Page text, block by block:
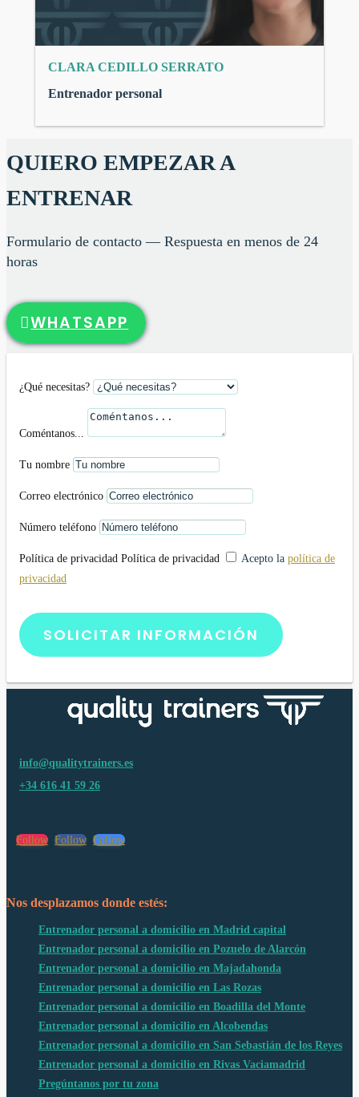
CLARA CEDILLO SERRATO
Entrenador personal
QUIERO EMPEZAR A
ENTRENAR
Formulario de contacto — Respuesta en menos de 24
horas
WHATSAPP
¿Qué necesitas?
Coméntanos...
Tu nombre
Correo electrónico
Número teléfono
Política de privacidad Política de privacidad Acepto la política de
privacidad
SOLICITAR INFORMACIÓN
info@qualitytrainers.es
+34 616 41 59 26
Follow Follow Follow
Nos desplazamos donde estés:
Entrenador personal a domicilio en Madrid capital
Entrenador personal a domicilio en Pozuelo de Alarcón
Entrenador personal a domicilio en Majadahonda
Entrenador personal a domicilio en Las Rozas
Entrenador personal a domicilio en Boadilla del Monte
Entrenador personal a domicilio en Alcobendas
Entrenador personal a domicilio en San Sebastián de los Reyes
Entrenador personal a domicilio en Rivas Vaciamadrid
Pregúntanos por tu zona